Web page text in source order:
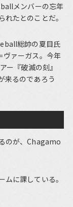
メンバーの忘年
たとのことだ。
総帥の夏目氏
ァーガス。今年
ー『破滅の刻』
来るのであろう
のが、Chagamo
に課している。